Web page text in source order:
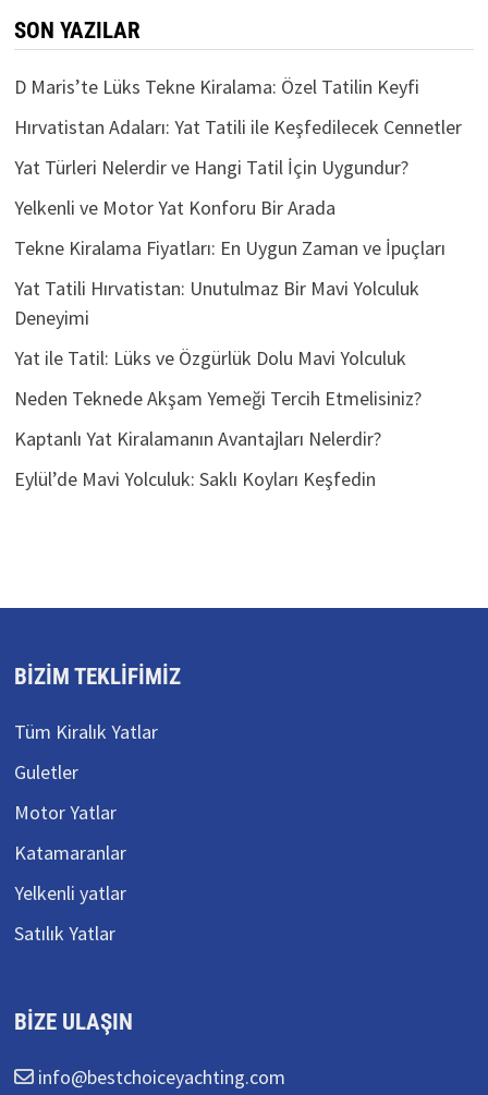
SON YAZILAR
D Maris’te Lüks Tekne Kiralama: Özel Tatilin Keyfi
Hırvatistan Adaları: Yat Tatili ile Keşfedilecek Cennetler
Yat Türleri Nelerdir ve Hangi Tatil İçin Uygundur?
Yelkenli ve Motor Yat Konforu Bir Arada
Tekne Kiralama Fiyatları: En Uygun Zaman ve İpuçları
Yat Tatili Hırvatistan: Unutulmaz Bir Mavi Yolculuk
Deneyimi
Yat ile Tatil: Lüks ve Özgürlük Dolu Mavi Yolculuk
Neden Teknede Akşam Yemeği Tercih Etmelisiniz?
Kaptanlı Yat Kiralamanın Avantajları Nelerdir?
Eylül’de Mavi Yolculuk: Saklı Koyları Keşfedin
BIZIM TEKLIFIMIZ
Tüm Kiralık Yatlar
Guletler
Motor Yatlar
Katamaranlar
Yelkenli yatlar
Satılık Yatlar
BIZE ULAŞIN
info@bestchoiceyachting.com